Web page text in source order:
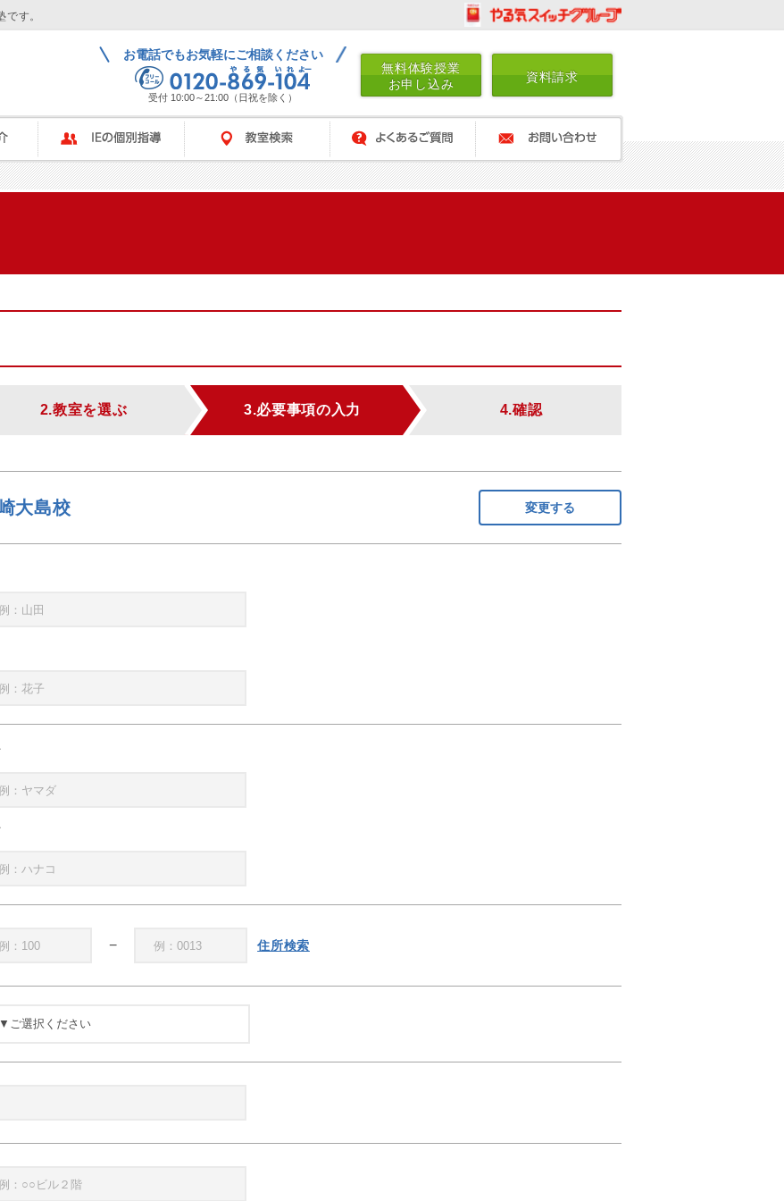
す。
お電話でもお気軽にご相談ください
受付 10:00～21:00（日祝を除く）
無料体験授業
お申し込み
資料請求
IEの個別指導 教室検索 よくあるご質問 お問い合わせ
2.教室を選ぶ 3.必要事項の入力 4.確認
大島校 変更する
− 住所検索